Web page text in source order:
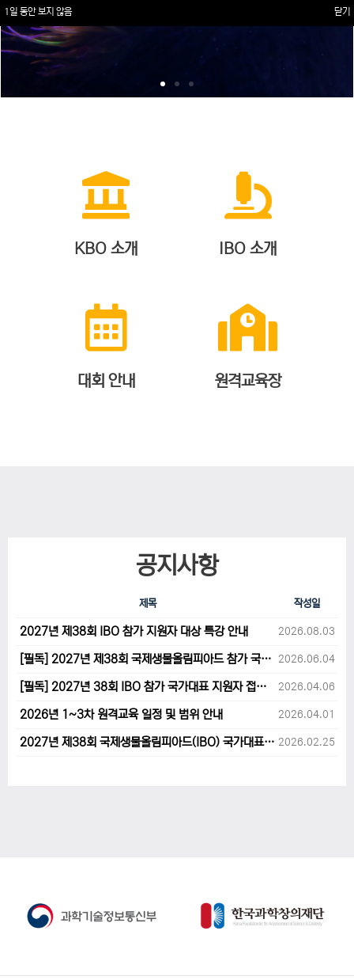
KBO 소개 IBO 소개
대회 안내 원격교육장
공지사항
제목 작성일
2027년 제38회 IBO 참가 지원자 대상 특강 안내 2026.08.03
[필독] 2027년 제38회 국제생물올림피아드 참가 국가대표 1차후보자 선발고사 범위 및 일정 안내 2026.06.04
[필독] 2027년 38회 IBO 참가 국가대표 지원자 접수 마감 및 원격교육 관련 공지사항 안내입니다. 2026.04.06
2026년 1~3차 원격교육 일정 및 범위 안내 2026.04.01
2027년 제38회 국제생물올림피아드(IBO) 국가대표 후보자 지원 안내 2026.02.25
1일 동안 보지 않음 닫기